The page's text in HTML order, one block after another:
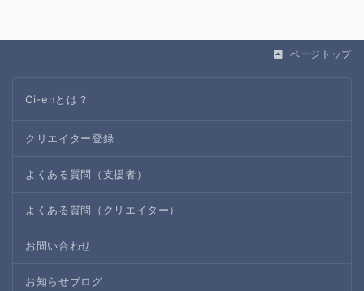
ページトップ
Ci-enとは？
クリエイター登録
よくある質問（支援者）
よくある質問（クリエイター）
お問い合わせ
お知らせブログ